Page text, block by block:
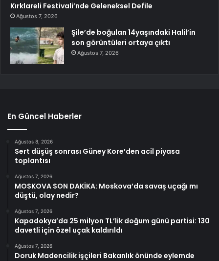
Kırklareli Festivali’nde Geleneksel Defile
Ağustos 7, 2026
Şile’de boğulan 14yaşındaki Halil’in
son görüntüleri ortaya çıktı
Ağustos 7, 2026
En Güncel Haberler
Ağustos 8, 2026
Sert düşüş sonrası Güney Kore’den acil piyasa
toplantısı
Ağustos 7, 2026
MOSKOVA SON DAKİKA: Moskova’da savaş uçağı mı
düştü, olay nedir?
Ağustos 7, 2026
Kapadokya’da 25 milyon TL’lik doğum günü partisi: 130
davetli için özel uçak kaldırıldı
Ağustos 7, 2026
Doruk Madencilik işçileri Bakanlık önünde eylemde